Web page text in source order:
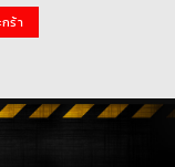
ร้า